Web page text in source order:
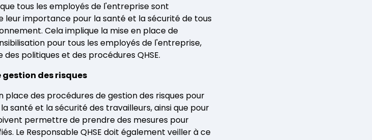
tous les employés de l'entreprise sont
leur importance pour la santé et la sécurité de tous
Cela implique la mise en place de
pour tous les employés de l'entreprise,
politiques et des procédures QHSE.
gestion des risques
place des procédures de gestion des risques pour
santé et la sécurité des travailleurs, ainsi que pour
permettre de prendre des mesures pour
Le Responsable QHSE doit également veiller à ce